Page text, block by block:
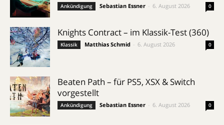
Ankündigung Sebastian Essner 6. August 2026 0
Knights Contract – im Klassik-Test (360)
Klassik Matthias Schmid 6. August 2026 0
Beaten Path – für PS5, XSX & Switch
vorgestellt
Ankündigung Sebastian Essner 6. August 2026 0